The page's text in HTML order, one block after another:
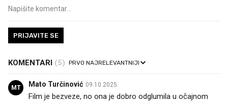
PRIJAVITE SE
KOMENTARI (5)
MT Mato Turčinović 09.10.2025.
Film je bezveze, no ona je dobro odglumila u očajnom